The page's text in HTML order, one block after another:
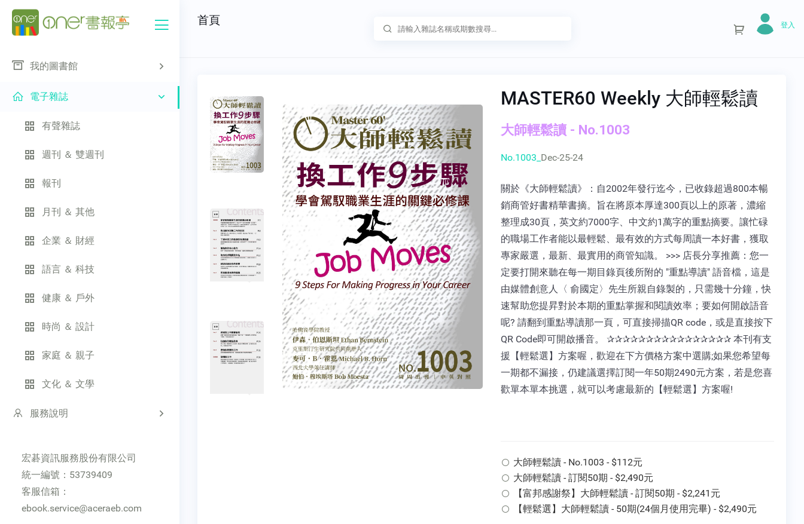
我的圖書館
電子雜誌
有聲雜誌
週刊 ＆ 雙週刊
報刊
月刊 ＆ 其他
企業 ＆ 財經
語言 ＆ 科技
健康 ＆ 戶外
時尚 ＆ 設計
家庭 ＆ 親子
文化 ＆ 文學
服務說明
宏碁資訊服務股份有限公司
統一編號：53739409
客服信箱：
ebook.service@aceraeb.com
首頁 登入
MASTER60 Weekly 大師輕鬆讀
大師輕鬆讀 - No.1003
No.1003_ Dec-25-24
關於《大師輕鬆讀》：自2002年發行迄今，已收錄超過800本暢
銷商管好書精華書摘。旨在將原本厚達300頁以上的原著，濃縮
整理成30頁，英文約7000字、中文約1萬字的重點摘要。讓忙碌
的職場工作者能以最輕鬆、最有效的方式每周讀一本好書，獲取
專家嚴選，最新、最實用的商管知識。 >>> 店長分享推薦：您一
定要打開來聽在每一期目錄頁後所附的 "重點導讀" 語音檔，這是
由媒體創意人〈 俞國定〉先生所親自錄製的，只需幾十分鐘，快
速幫助您提昇對於本期的重點掌握和閱讀效率；要如何開啟語音
呢? 請翻到重點導讀那一頁，可直接掃描QR code，或是直接按下
QR Code即可開啟播音。 ✰✰✰✰✰✰✰✰✰✰✰✰✰✰✰✰ 本刊有支
援【輕鬆選】方案喔，歡迎在下方價格方案中選購;如果您希望每
一期都不漏接，仍建議選擇訂閱一年50期2490元方案，若是您喜
歡單本單本挑選，就可以考慮最新的【輕鬆選】方案喔!
大師輕鬆讀 - No.1003 - $112元
大師輕鬆讀 - 訂閱50期 - $2,490元
【富邦感謝祭】大師輕鬆讀 - 訂閱50期 - $2,241元
【輕鬆選】大師輕鬆讀 - 50期(24個月使用完畢) - $2,490元